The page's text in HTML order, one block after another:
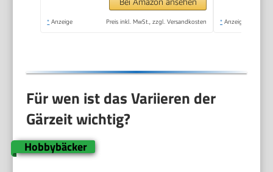
antihaftbeschichtet,
* Anzeige Preis inkl. MwSt., zzgl. Versandkosten * Anzeige
Für wen ist das Variieren der
Gärzeit wichtig?
Hobbybäcker